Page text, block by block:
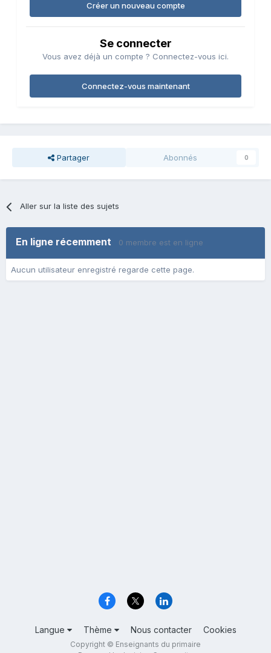
Créer un nouveau compte
Se connecter
Vous avez déjà un compte ? Connectez-vous ici.
Connectez-vous maintenant
Partager Abonnés 0
Aller sur la liste des sujets
En ligne récemment 0 membre est en ligne
Aucun utilisateur enregistré regarde cette page.
Langue Thème Nous contacter Cookies
Copyright © Enseignants du primaire